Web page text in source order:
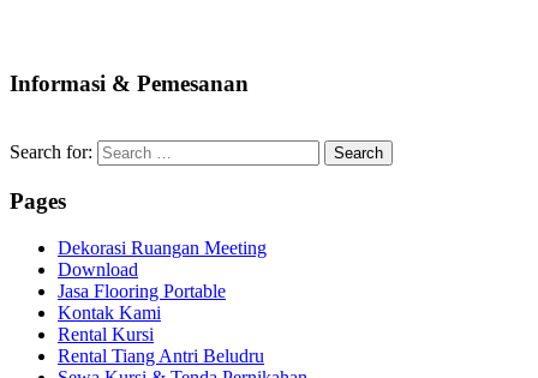
Informasi & Pemesanan
Search for:
Pages
Dekorasi Ruangan Meeting
Download
Jasa Flooring Portable
Kontak Kami
Rental Kursi
Rental Tiang Antri Beludru